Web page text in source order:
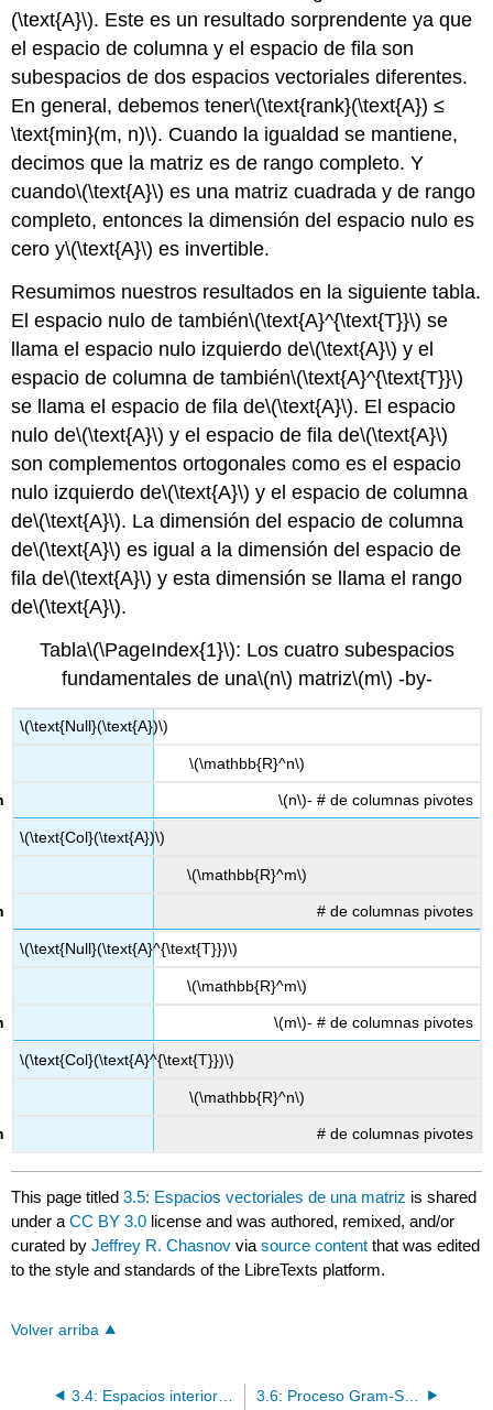
(\text{A}\). Este es un resultado sorprendente ya que
el espacio de columna y el espacio de fila son
subespacios de dos espacios vectoriales diferentes.
En general, debemos tener\(\text{rank}(\text{A}) ≤
\text{min}(m, n)\). Cuando la igualdad se mantiene,
decimos que la matriz es de rango completo. Y
cuando\(\text{A}\) es una matriz cuadrada y de rango
completo, entonces la dimensión del espacio nulo es
cero y\(\text{A}\) es invertible.
Resumimos nuestros resultados en la siguiente tabla.
El espacio nulo de también\(\text{A}^{\text{T}}\) se
llama el espacio nulo izquierdo de\(\text{A}\) y el
espacio de columna de también\(\text{A}^{\text{T}}\)
se llama el espacio de fila de\(\text{A}\). El espacio
nulo de\(\text{A}\) y el espacio de fila de\(\text{A}\)
son complementos ortogonales como es el espacio
nulo izquierdo de\(\text{A}\) y el espacio de columna
de\(\text{A}\). La dimensión del espacio de columna
de\(\text{A}\) es igual a la dimensión del espacio de
fila de\(\text{A}\) y esta dimensión se llama el rango
de\(\text{A}\).
Tabla\(\PageIndex{1}\): Los cuatro subespacios
fundamentales de una\(n\) matriz\(m\) -by-
\(\text{Null}(\text{A})\)
\(\mathbb{R}^n\)
\(n\)- # de columnas pivotes
\(\text{Col}(\text{A})\)
\(\mathbb{R}^m\)
# de columnas pivotes
\(\text{Null}(\text{A}^{\text{T}})\)
\(\mathbb{R}^m\)
\(m\)- # de columnas pivotes
\(\text{Col}(\text{A}^{\text{T}})\)
\(\mathbb{R}^n\)
# de columnas pivotes
This page titled3.5: Espacios vectoriales de una matriz is shared
under aCC BY 3.0 license and was authored, remixed, and/or
curated byJeffrey R. Chasnov viasource content that was edited
to the style and standards of the LibreTexts platform.
Volver arriba
3.4: Espacios interiores de productos 3.6: Proceso Gram-Schmidt